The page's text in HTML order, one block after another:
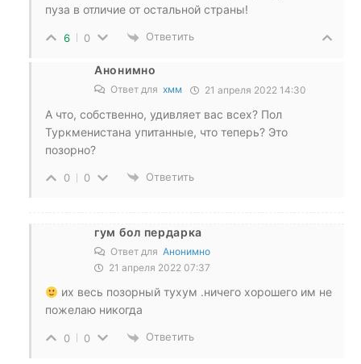
пуза в отличие от остальной страны!
6 0 Ответить
Анонимно
Ответ для хмм 21 апреля 2022 14:30
А что, собственно, удивляет вас всех? Пол
Туркменистана упитанные, что теперь? Это
позорно?
0 0 Ответить
гум бол пердарка
Ответ для Анонимно
21 апреля 2022 07:37
их весь позорный тухум .ничего хорошего им не
пожелаю никогда
0 0 Ответить